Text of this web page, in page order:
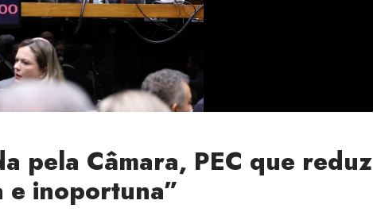
pela Câmara, PEC que reduz
e inoportuna”